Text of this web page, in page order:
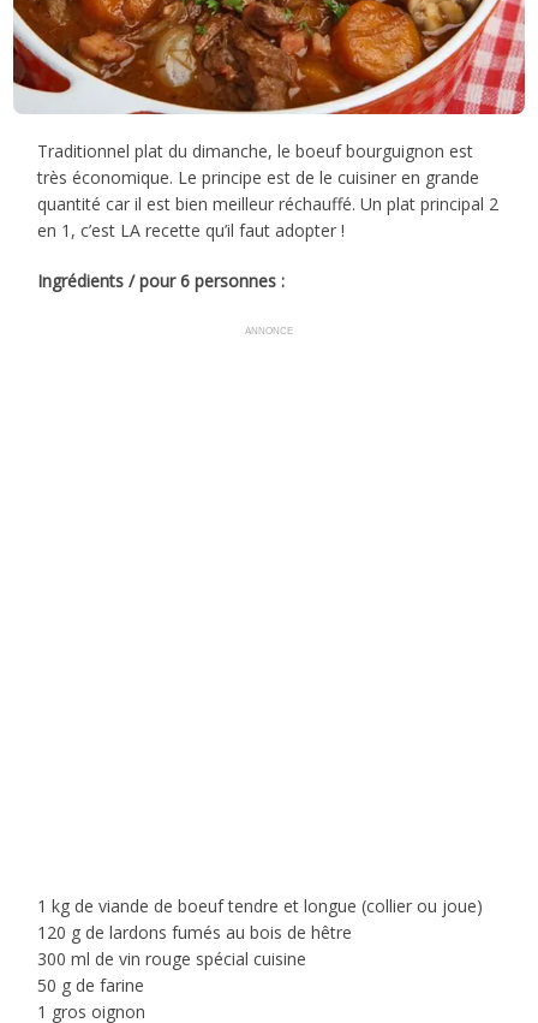
Traditionnel plat du dimanche, le boeuf bourguignon est
très économique. Le principe est de le cuisiner en grande
quantité car il est bien meilleur réchauffé. Un plat principal 2
en 1, c’est LA recette qu’il faut adopter !
Ingrédients / pour 6 personnes :
ANNONCE
1 kg de viande de boeuf tendre et longue (collier ou joue)
120 g de lardons fumés au bois de hêtre
300 ml de vin rouge spécial cuisine
50 g de farine
1 gros oignon